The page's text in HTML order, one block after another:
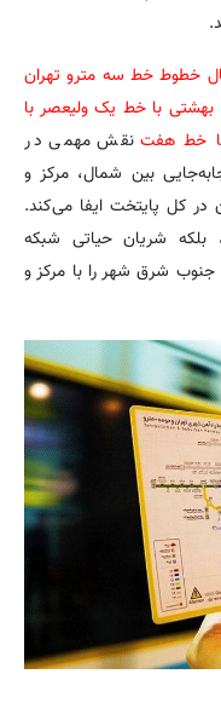
خطوط خط سه مترو تهران
بهشتی با خط یک ولیعصر با
خط هفت نقش مهمی در
بین شمال، مرکز و
کل پایتخت ایفا می‌کند.
شریان حیاتی شبکه
شرق شهر را با مرکز و